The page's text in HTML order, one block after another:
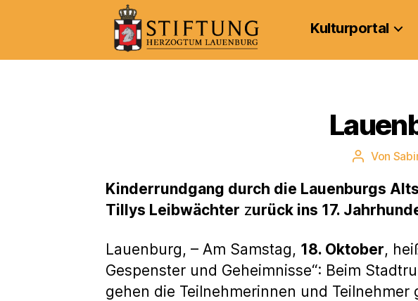
Kulturportal
Kulturportal
Von
Kinderrundgang durch die Lauenburgs
Tillys Leibwächter zurück ins 17.
Lauenburg, – Am Samstag, 18. Oktober,
Gespenster und Geheimnisse“: Beim
gehen die Teilnehmerinnen und Teilnehmer